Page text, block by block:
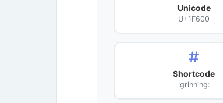
Unicode
U+1F600
Shortcode
:grinning: